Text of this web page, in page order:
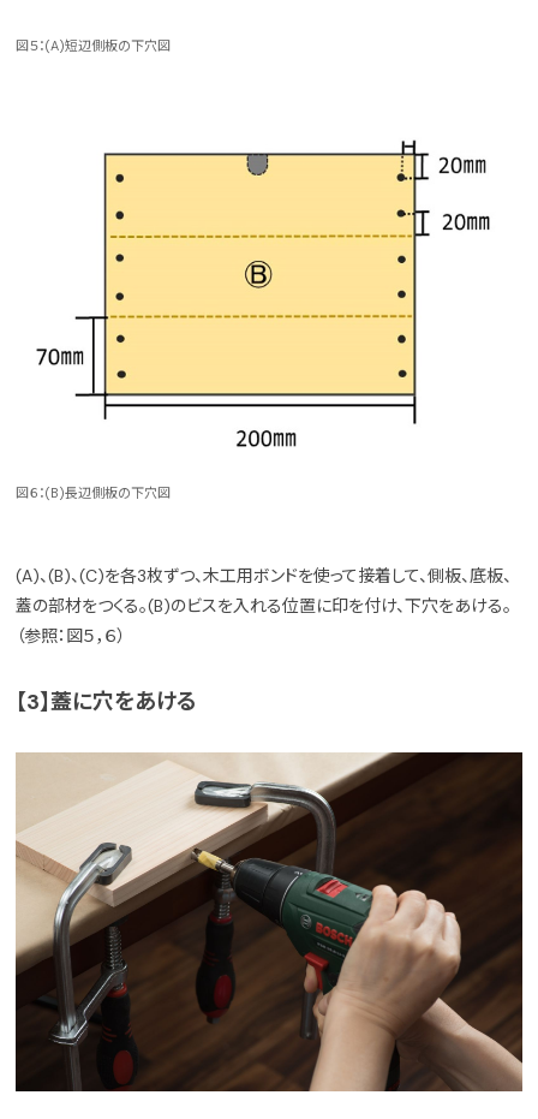
図５：(A)短辺側板の下穴図
図６：(B)長辺側板の下穴図
(A)、(B)、(C)を各3枚ずつ、木工用ボンドを使って接着して、側板、底板、
蓋の部材をつくる。(B)のビスを入れる位置に印を付け、下穴をあける。
（参照：図５，６）
【3】蓋に穴をあける